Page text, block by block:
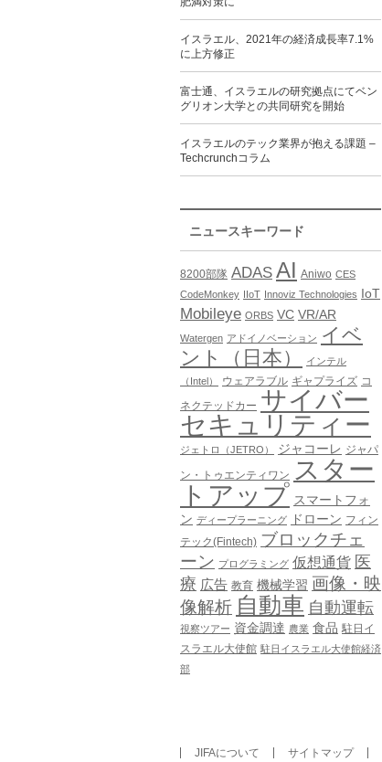
イスラエル、2021年の経済成長率7.1%
に上方修正
富士通、イスラエルの研究拠点にてベン
グリオン大学との共同研究を開始
イスラエルのテック業界が抱える課題 –
Techcrunchコラム
ニュースキーワード
8200部隊 ADAS AI Aniwo CES
CodeMonkey IIoT Innoviz Technologies IoT
Mobileye ORBS VC VR/AR
Watergen アドイノベーション イベ
ント（日本）
インテル
（Intel）
ウェアラブル ギャプライズ コ
ネクテッドカー サイバー
セキュリティー
ジェトロ（JETRO） ジャコーレ ジャパ
ン・トゥエンティワン
スター
トアップ スマートフォ
ン ディープラーニング ドローン フィン
テック(Fintech) ブロックチェ
ーン プログラミング 仮想通貨 医
療 広告 教育 機械学習 画像・映
像解析 自動車 自動運転
視察ツアー 資金調達 農業 食品 駐日イ
スラエル大使館 駐日イスラエル大使館経済
部
JIFAについて サイトマップ